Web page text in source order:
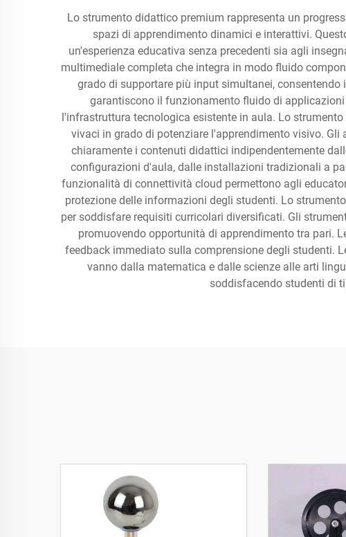
Lo strumento didattico premium rappresenta un
spazi di apprendimento dinamici e interattivi.
un'esperienza educativa senza precedenti sia agli
multimediale completa che integra in modo fluido
grado di supportare più input simultanei,
garantiscono il funzionamento fluido di
l'infrastruttura tecnologica esistente in aula. Lo
vivaci in grado di potenziare l'apprendimento visivo.
chiaramente i contenuti didattici indipendentemente
configurazioni d'aula, dalle installazioni tradizionali a
funzionalità di connettività cloud permettono agli
protezione delle informazioni degli studenti. Lo
per soddisfare requisiti curricolari diversificati. Gli
promuovendo opportunità di apprendimento tra pari.
feedback immediato sulla comprensione degli studenti.
vanno dalla matematica e dalle scienze alle arti
soddisfacendo studenti di